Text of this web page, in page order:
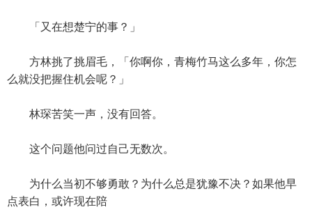
「又在想楚宁的事？」
方林挑了挑眉毛，「你啊你，青梅竹马这么多年，你怎
么就没把握住机会呢？」
林琛苦笑一声，没有回答。
这个问题他问过自己无数次。
为什么当初不够勇敢？为什么总是犹豫不决？如果他早
点表白，或许现在陪